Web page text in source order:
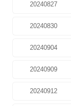
20240827
20240830
20240904
20240909
20240912